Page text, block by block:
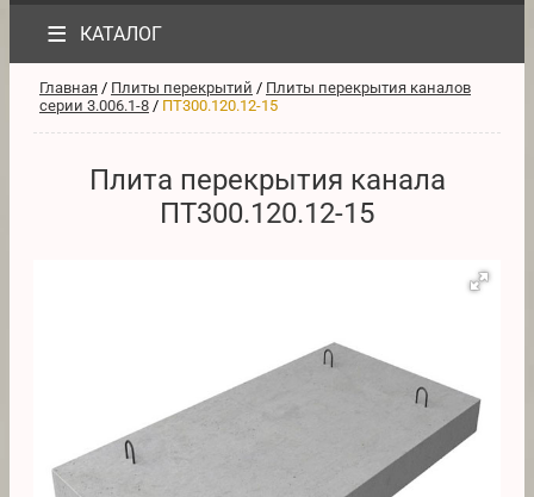
≡ КАТАЛОГ
Главная / Плиты перекрытий / Плиты перекрытия каналов
серии 3.006.1-8 / ПТ300.120.12-15
Плита перекрытия канала
ПТ300.120.12-15